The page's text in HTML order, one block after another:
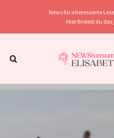
News für interessierte
Hier findest du das